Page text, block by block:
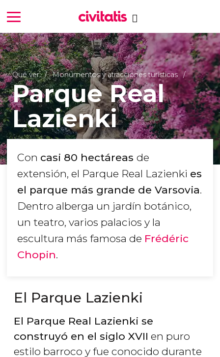
Qué ver Monumentos y atracciones turísticas
Parque Real
Lazienki
Con casi 80 hectáreas de
extensión, el Parque Real Lazienki es
el parque más grande de Varsovia.
Dentro alberga un jardín botánico,
un teatro, varios palacios y la
escultura más famosa de Frédéric
Chopin.
El Parque Lazienki
El Parque Real Lazienki se
construyó en el siglo XVII en puro
estilo barroco y fue conocido durante